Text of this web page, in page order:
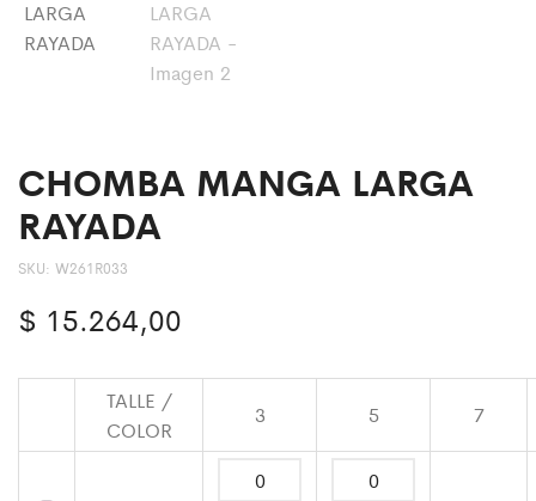
CHOMBA MANGA LARGA
RAYADA
SKU: W261R033
$ 15.264,00
TALLE /
COLOR
3 5 7